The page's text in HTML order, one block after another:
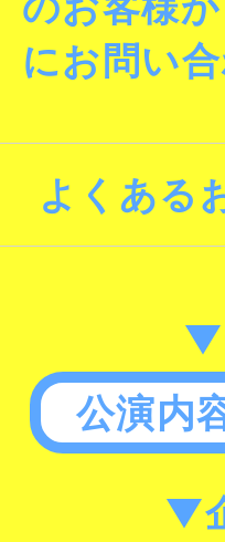
にお問い
よくある
▼
公演内
▼